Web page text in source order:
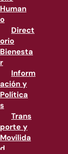
Human
o
Direct
orio
Bienesta
r
Inform
ación y
Política
s
Trans
porte y
Movilida
d